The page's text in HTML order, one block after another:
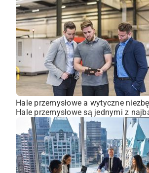
Hale przemysłowe a wytyczne
Hale przemysłowe są jednymi z